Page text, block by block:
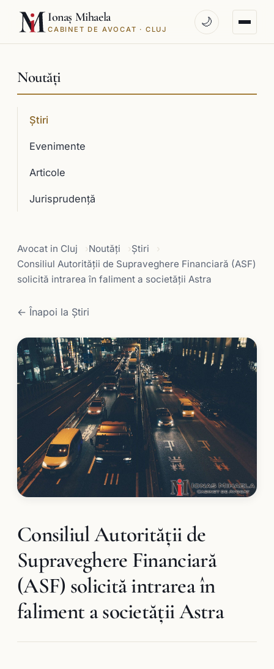
Ionaș Mihaela
CABINET DE AVOCAT · CLUJ
🌙
Noutăți
Știri
Evenimente
Articole
Jurisprudenţă
Avocat in Cluj Noutăți
Știri
Consiliul Autorității de Supraveghere Financiară (ASF)
solicită intrarea în faliment a societăţii Astra
← Înapoi la Știri
Consiliul Autorității de
Supraveghere Financiară
(ASF) solicită intrarea în
faliment a societăţii Astra